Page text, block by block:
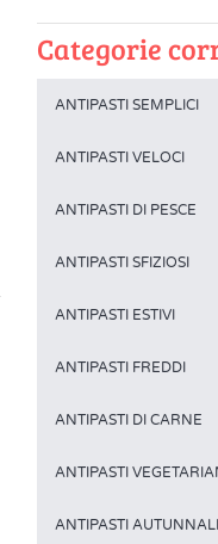
Categorie
ANTIPASTI SEMPLICI
ANTIPASTI VELOCI
ANTIPASTI DI PESCE
ANTIPASTI SFIZIOSI
ANTIPASTI ESTIVI
ANTIPASTI FREDDI
ANTIPASTI DI CARNE
ANTIPASTI
ANTIPASTI AUTUNNALI